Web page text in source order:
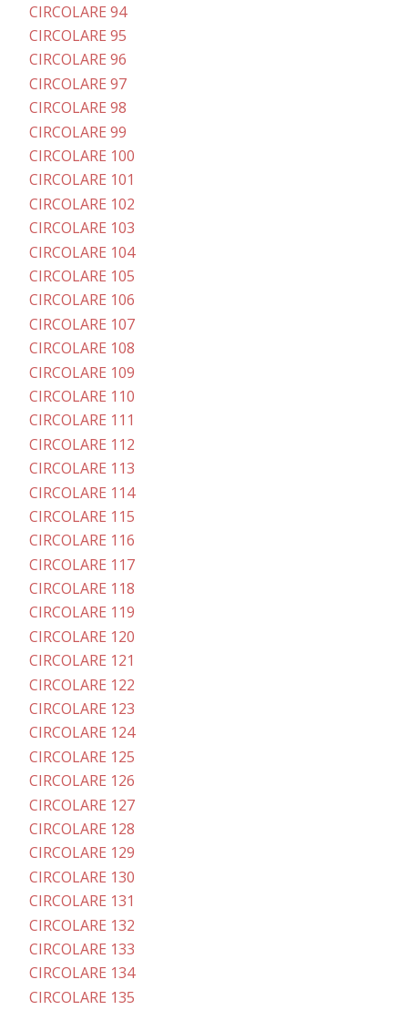
CIRCOLARE 94
CIRCOLARE 95
CIRCOLARE 96
CIRCOLARE 97
CIRCOLARE 98
CIRCOLARE 99
CIRCOLARE 100
CIRCOLARE 101
CIRCOLARE 102
CIRCOLARE 103
CIRCOLARE 104
CIRCOLARE 105
CIRCOLARE 106
CIRCOLARE 107
CIRCOLARE 108
CIRCOLARE 109
CIRCOLARE 110
CIRCOLARE 111
CIRCOLARE 112
CIRCOLARE 113
CIRCOLARE 114
CIRCOLARE 115
CIRCOLARE 116
CIRCOLARE 117
CIRCOLARE 118
CIRCOLARE 119
CIRCOLARE 120
CIRCOLARE 121
CIRCOLARE 122
CIRCOLARE 123
CIRCOLARE 124
CIRCOLARE 125
CIRCOLARE 126
CIRCOLARE 127
CIRCOLARE 128
CIRCOLARE 129
CIRCOLARE 130
CIRCOLARE 131
CIRCOLARE 132
CIRCOLARE 133
CIRCOLARE 134
CIRCOLARE 135